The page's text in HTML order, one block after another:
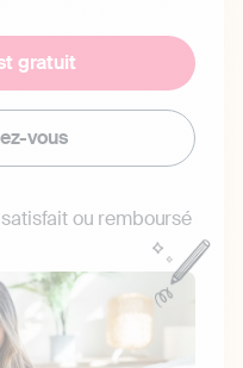
gratuit
vous
ou remboursé